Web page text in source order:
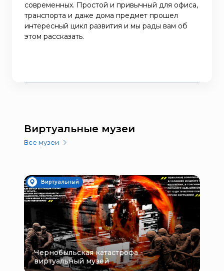
современных. Простой и привычный для офиса,
транспорта и даже дома предмет прошел
интересный цикл развития и мы рады вам об
этом рассказать.
Виртуальные музеи
Все музеи
Виртуальный
Чернобыльская катастрофа -
виртуальный музей